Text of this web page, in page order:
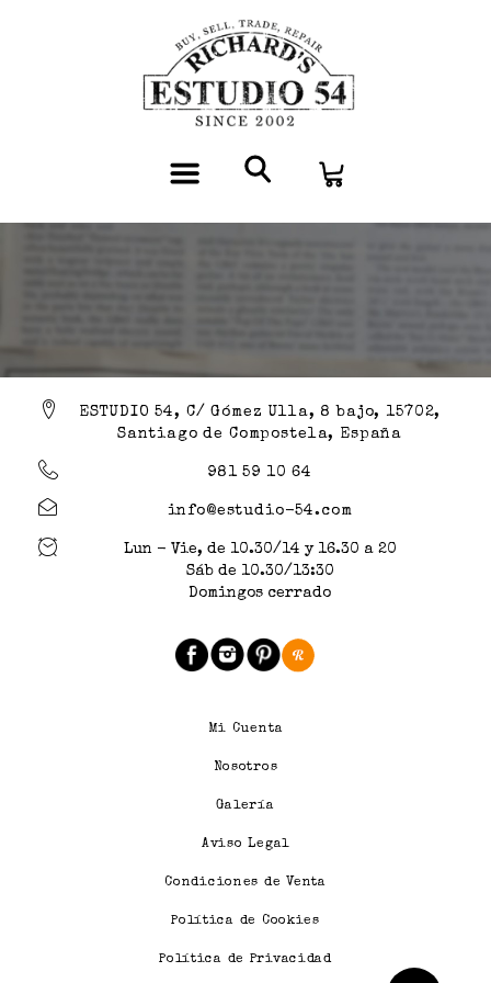
ESTUDIO 54, C/ Gómez Ulla, 8 bajo, 15702,
Santiago de Compostela, España
981 59 10 64
info@estudio-54.com
Lun - Vie, de 10.30/14 y 16.30 a 20
Sáb de 10.30/13:30
Domingos cerrado
Mi Cuenta
Nosotros
Galería
Aviso Legal
Condiciones de Venta
Política de Cookies
Política de Privacidad